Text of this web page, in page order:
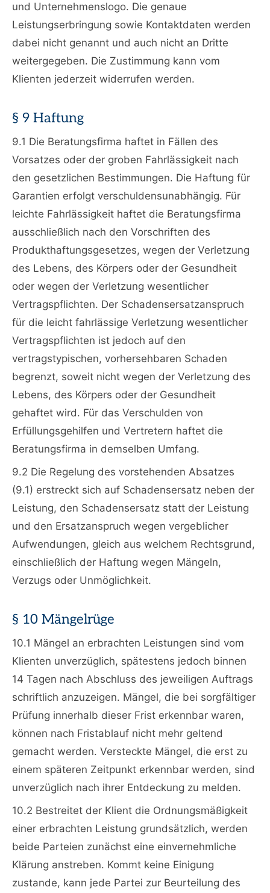
und Unternehmenslogo. Die genaue
Leistungserbringung sowie Kontaktdaten werden
dabei nicht genannt und auch nicht an Dritte
weitergegeben. Die Zustimmung kann vom
Klienten jederzeit widerrufen werden.
§ 9 Haftung
9.1 Die Beratungsfirma haftet in Fällen des
Vorsatzes oder der groben Fahrlässigkeit nach
den gesetzlichen Bestimmungen. Die Haftung für
Garantien erfolgt verschuldensunabhängig. Für
leichte Fahrlässigkeit haftet die Beratungsfirma
ausschließlich nach den Vorschriften des
Produkthaftungsgesetzes, wegen der Verletzung
des Lebens, des Körpers oder der Gesundheit
oder wegen der Verletzung wesentlicher
Vertragspflichten. Der Schadensersatzanspruch
für die leicht fahrlässige Verletzung wesentlicher
Vertragspflichten ist jedoch auf den
vertragstypischen, vorhersehbaren Schaden
begrenzt, soweit nicht wegen der Verletzung des
Lebens, des Körpers oder der Gesundheit
gehaftet wird. Für das Verschulden von
Erfüllungsgehilfen und Vertretern haftet die
Beratungsfirma in demselben Umfang.
9.2 Die Regelung des vorstehenden Absatzes
(9.1) erstreckt sich auf Schadensersatz neben der
Leistung, den Schadensersatz statt der Leistung
und den Ersatzanspruch wegen vergeblicher
Aufwendungen, gleich aus welchem Rechtsgrund,
einschließlich der Haftung wegen Mängeln,
Verzugs oder Unmöglichkeit.
§ 10 Mängelrüge
10.1 Mängel an erbrachten Leistungen sind vom
Klienten unverzüglich, spätestens jedoch binnen
14 Tagen nach Abschluss des jeweiligen Auftrags
schriftlich anzuzeigen. Mängel, die bei sorgfältiger
Prüfung innerhalb dieser Frist erkennbar waren,
können nach Fristablauf nicht mehr geltend
gemacht werden. Versteckte Mängel, die erst zu
einem späteren Zeitpunkt erkennbar werden, sind
unverzüglich nach ihrer Entdeckung zu melden.
10.2 Bestreitet der Klient die Ordnungsmäßigkeit
einer erbrachten Leistung grundsätzlich, werden
beide Parteien zunächst eine einvernehmliche
Klärung anstreben. Kommt keine Einigung
zustande, kann jede Partei zur Beurteilung des